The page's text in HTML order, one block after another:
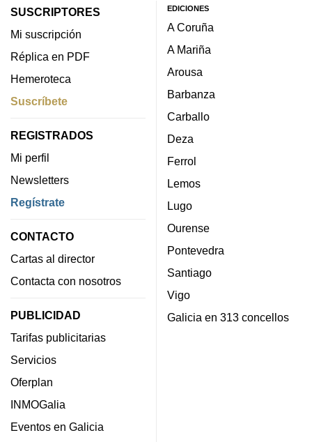
SUSCRIPTORES
Mi suscripción
Réplica en PDF
Hemeroteca
Suscríbete
REGISTRADOS
Mi perfil
Newsletters
Regístrate
CONTACTO
Cartas al director
Contacta con nosotros
PUBLICIDAD
Tarifas publicitarias
Servicios
Oferplan
INMOGalia
Eventos en Galicia
EDICIONES
A Coruña
A Mariña
Arousa
Barbanza
Carballo
Deza
Ferrol
Lemos
Lugo
Ourense
Pontevedra
Santiago
Vigo
Galicia en 313 concellos